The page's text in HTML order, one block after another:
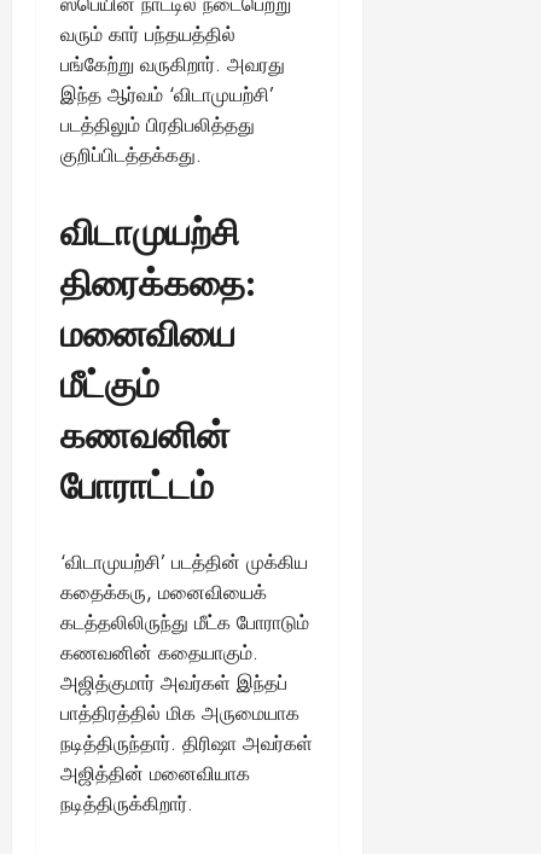
வரும் கார் பந்தயத்தில்
பங்கேற்று வருகிறார். அவரது
இந்த ஆர்வம் ‘விடாமுயற்சி’
படத்திலும் பிரதிபலித்தது
குறிப்பிடத்தக்கது.
விடாமுயற்சி
திரைக்கதை:
மனைவியை
மீட்கும்
கணவனின்
போராட்டம்
‘விடாமுயற்சி’ படத்தின் முக்கிய
கதைக்கரு, மனைவியைக்
கடத்தலிலிருந்து மீட்க போராடும்
கணவனின் கதையாகும்.
அஜித்குமார் அவர்கள் இந்தப்
பாத்திரத்தில் மிக அருமையாக
நடித்திருந்தார். திரிஷா அவர்கள்
அஜித்தின் மனைவியாக
நடித்திருக்கிறார்.